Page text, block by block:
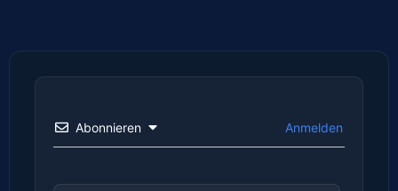
Abonnieren Anmelden